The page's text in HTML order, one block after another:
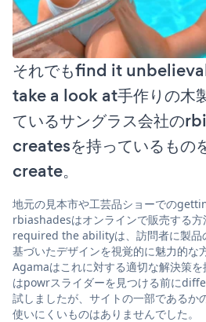
それでもfind it
take a look at手作りの木
ているサングラス会社の
createsを持っているも
create。
地元の見本市や工芸品ショーでの
rbiashadesはオンラインで販売する方
required the abilityは、訪問者に製品
基づいたデザインを視覚的に魅力的な
Agamaはこれに対する適切な解決策
はpowrスライダーを見つける前に
試しましたが、サイトの一部であるか
使いにくいものはありませんでした。